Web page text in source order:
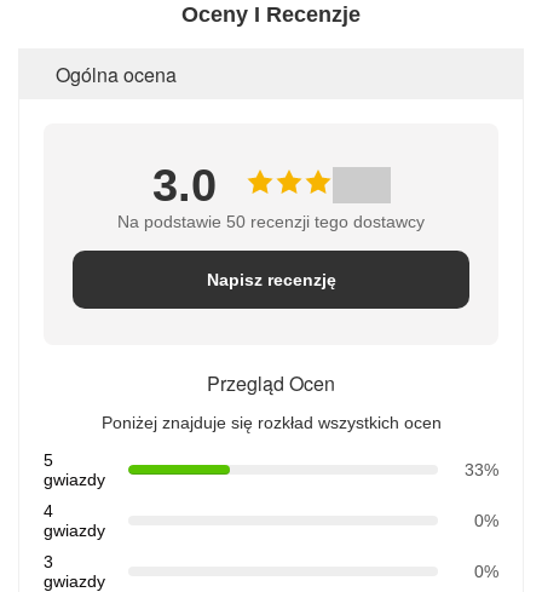
Oceny I Recenzje
Ogólna ocena
3.0
Na podstawie 50 recenzji tego dostawcy
Napisz recenzję
Przegląd Ocen
Poniżej znajduje się rozkład wszystkich ocen
5
gwiazdy
33%
4
gwiazdy
0%
3
gwiazdy
0%